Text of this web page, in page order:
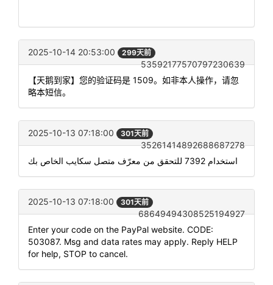
2025-10-14 20:53:00 299天前
53592177570797230639
【天鹅到家】您的验证码是 1509。如非本人操作，请忽
略本短信。
2025-10-13 07:18:00 301天前
35261414892688687278
استخدام 7392 للتحقق من معرّف متصل سكايب الخاص بك
2025-10-13 07:18:00 301天前
68649494308525194927
Enter your code on the PayPal website. CODE:
503087. Msg and data rates may apply. Reply HELP
for help, STOP to cancel.